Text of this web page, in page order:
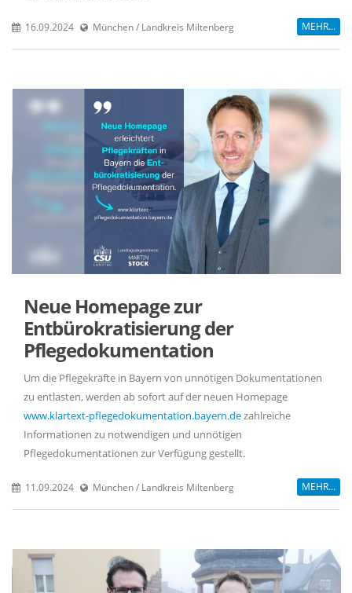
16.09.2024 München / Landkreis Miltenberg MEHR...
Neue Homepage zur
Entbürokratisierung der
Pflegedokumentation
Um die Pflegekräfte in Bayern von unnötigen Dokumentationen
zu entlasten, werden ab sofort auf der neuen Homepage
www.klartext-pflegedokumentation.bayern.dezahlreiche
Informationen zu notwendigen und unnötigen
Pflegedokumentationen zur Verfügung gestellt.
11.09.2024 München / Landkreis Miltenberg MEHR...